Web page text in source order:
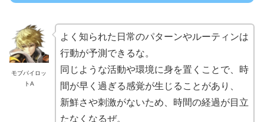
モブパイロッ
トA
よく知られた日常のパターンやルーティンは
行動が予測できるな。
同じような活動や環境に身を置くことで、時
間が早く過ぎる感覚が生じることがあり、
新鮮さや刺激がないため、時間の経過が目立
たなくなるぜ。